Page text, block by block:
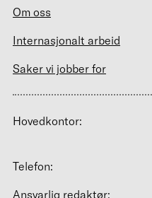
Om oss
Internasjonalt arbeid
Saker vi jobber for
Hovedkontor:
Telefon:
Ansvarlig redaktør: